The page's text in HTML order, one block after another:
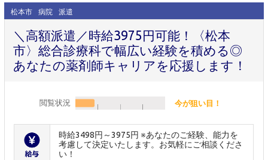
松本市 病院 派遣
＼高額派遣／時給3975円可能！〈松本
市〉総合診療科で幅広い経験を積める◎
あなたの薬剤師キャリアを応援します！
閲覧状況 今が狙い目！
時給3498円～3975円 ※あなたのご経験、能力を
考慮して決定いたします。お気軽にご相談くださ
い！